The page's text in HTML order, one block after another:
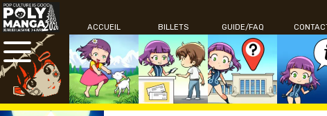
ACCUEIL BILLETS GUIDE/FAQ